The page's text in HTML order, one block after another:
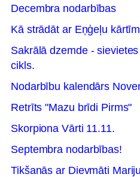
Decembra nodarbības
Kā strādāt ar Eņģeļu
Sakrālā dzemde -
cikls.
Nodarbību kalendārs
Retrīts "Mazu brīdi Pirms"
Skorpiona Vārti 11.11.
Septembra nodarbības!
Tikšanās ar Dievmāti